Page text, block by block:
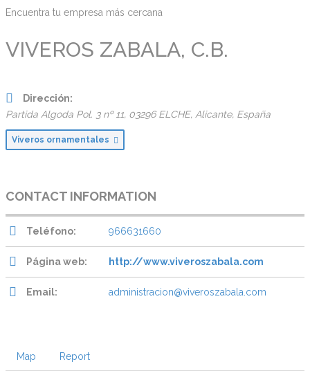
Encuentra tu empresa más cercana
VIVEROS ZABALA, C.B.
Dirección:
Partida Algoda Pol. 3 nº 11, 03296 ELCHE, Alicante, España
Viveros ornamentales
CONTACT INFORMATION
Teléfono: 966631660
Página web: http://www.viveroszabala.com
Email: administracion@viveroszabala.com
Map Report